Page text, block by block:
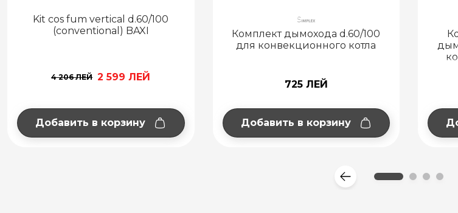
Комплект дымохода d.60/100
725 ЛЕЙ
Добавить в корзину
Коаксиальный комплект
дымохода d.60/100 L: 725 для
957 ЛЕЙ
Добавить в корзину